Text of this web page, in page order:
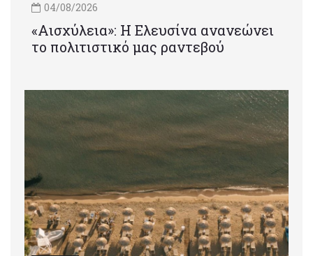
04/08/2026
«Αισχύλεια»: Η Ελευσίνα ανανεώνει
το πολιτιστικό μας ραντεβού